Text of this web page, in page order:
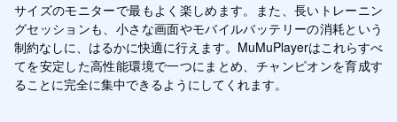
サイズのモニターで最もよく楽しめます。また、長いトレーニン
グセッションも、小さな画面やモバイルバッテリーの消耗という
制約なしに、はるかに快適に行えます。MuMuPlayerはこれらすべ
てを安定した高性能環境で一つにまとめ、チャンピオンを育成す
ることに完全に集中できるようにしてくれます。